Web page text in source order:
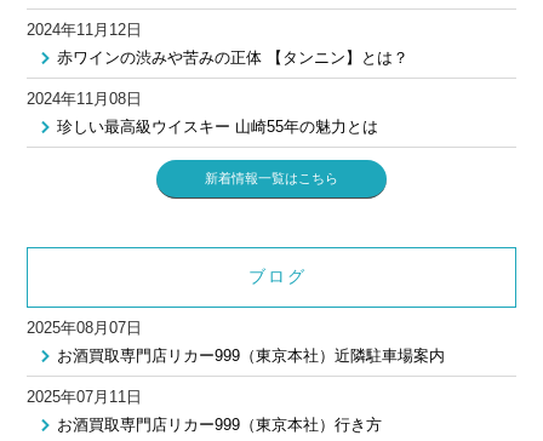
2024年11月12日
赤ワインの渋みや苦みの正体 【タンニン】とは？
2024年11月08日
珍しい最高級ウイスキー 山崎55年の魅力とは
新着情報一覧はこちら
ブログ
2025年08月07日
お酒買取専門店リカー999（東京本社）近隣駐車場案内
2025年07月11日
お酒買取専門店リカー999（東京本社）行き方